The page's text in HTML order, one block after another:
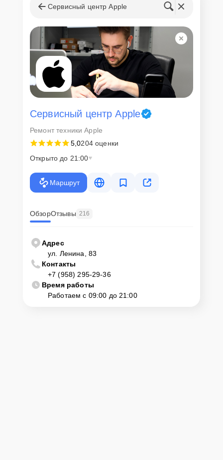
Сервисный центр Apple
Сервисный центр Apple
Ремонт техники Apple
5,0204 оценки
Открыто до 21:00
Маршрут
ОбзорОтзывы 216
Адрес
ул. Ленина, 83
Контакты
+7 (958) 295-29-36
Время работы
Работаем с 09:00 до 21:00